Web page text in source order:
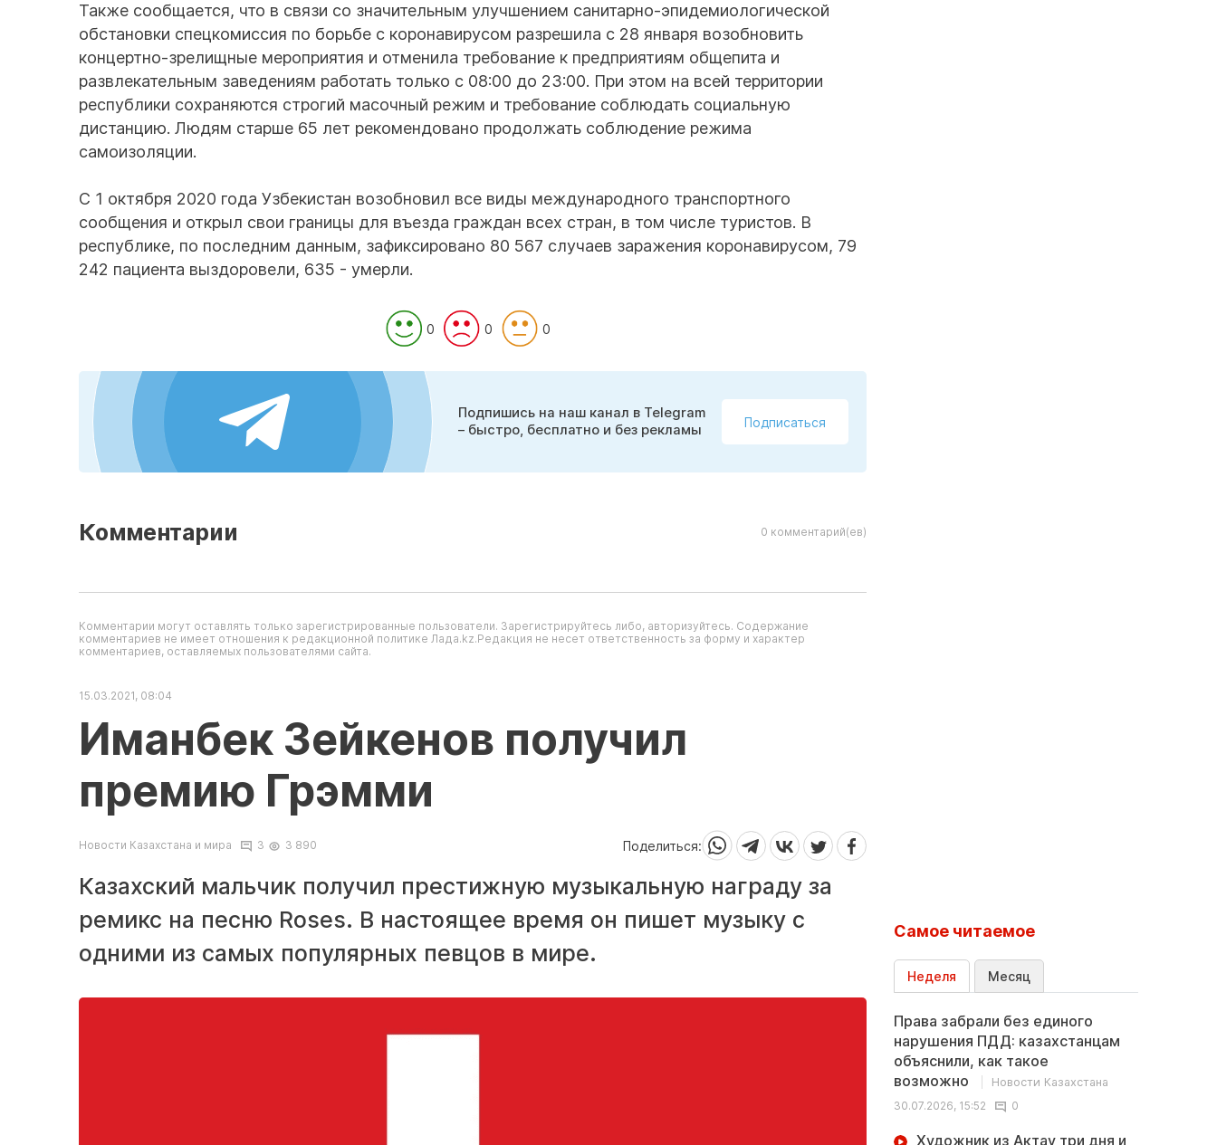
Также сообщается, что в связи со значительным улучшением санитарно-эпидемиологической
обстановки спецкомиссия по борьбе с коронавирусом разрешила с 28 января возобновить
концертно-зрелищные мероприятия и отменила требование к предприятиям общепита и
развлекательным заведениям работать только с 08:00 до 23:00. При этом на всей территории
республики сохраняются строгий масочный режим и требование соблюдать социальную
дистанцию. Людям старше 65 лет рекомендовано продолжать соблюдение режима
самоизоляции.
С 1 октября 2020 года Узбекистан возобновил все виды международного транспортного
сообщения и открыл свои границы для въезда граждан всех стран, в том числе туристов. В
республике, по последним данным, зафиксировано 80 567 случаев заражения коронавирусом, 79
242 пациента выздоровели, 635 - умерли.
0 0 0
Подпишись на наш канал в Telegram
– быстро, бесплатно и без рекламы
Подписаться
Комментарии 0 комментарий(ев)
Комментарии могут оставлять только зарегистрированные пользователи. Зарегистрируйтесь либо, авторизуйтесь. Содержание
комментариев не имеет отношения к редакционной политике Лада.kz.Редакция не несет ответственность за форму и характер
комментариев, оставляемых пользователями сайта.
15.03.2021, 08:04
Иманбек Зейкенов получил
премию Грэмми
Новости Казахстана и мира 3 3 890 Поделиться:
Казахский мальчик получил престижную музыкальную награду за
ремикс на песню Roses. В настоящее время он пишет музыку с
одними из самых популярных певцов в мире.
Самое читаемое
Неделя Месяц
Права забрали без единого
нарушения ПДД: казахстанцам
объяснили, как такое
возможно
Новости Казахстана
30.07.2026, 15:52
0
Художник из Актау три дня и